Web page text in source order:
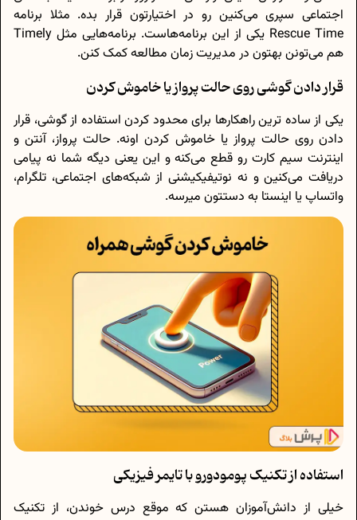
اجتماعی سپری می‌کنین رو در اختیارتون قرار بده. مثلا برنامه
Rescue Time یکی از این برنامه‌هاست. برنامه‌هایی مثل Timely
هم می‌تونن بهتون در مدیریت زمان مطالعه کمک کنن.
قرار دادن گوشی روی حالت پرواز یا خاموش کردن
یکی از ساده ترین راهکارها برای محدود کردن استفاده از گوشی، قرار
دادن روی حالت پرواز یا خاموش کردن اونه. حالت پرواز، آنتن و
اینترنت سیم کارت رو قطع می‌کنه و این یعنی دیگه شما نه پیامی
دریافت می‌کنین و نه نوتیفیکیشنی از شبکه‌های اجتماعی، تلگرام،
واتساپ یا اینستا به دستتون میرسه.
استفاده از تکنیک پومودورو با تایمر فیزیکی
خیلی از دانش‌آموزان هستن که موقع درس خوندن، از تکنیک